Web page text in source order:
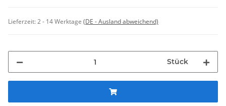
Lieferzeit:2 - 14 Werktage (DE - Ausland abweichend)
Stück